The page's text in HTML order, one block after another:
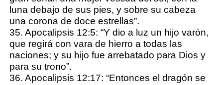
luna debajo de sus pies, y sobre su cabeza
una corona de doce estrellas”.
35. Apocalipsis 12:5: “Y dio a luz un hijo varón,
que regirá con vara de hierro a todas las
naciones; y su hijo fue arrebatado para Dios y
para su trono”.
36. Apocalipsis 12:17: “Entonces el dragón se